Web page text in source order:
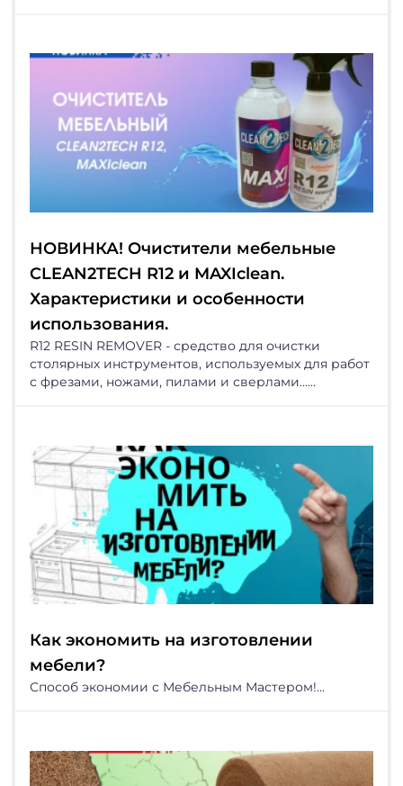
НОВИНКА! Очистители мебельные
CLEAN2TECH R12 и MAXIclean.
Характеристики и особенности
использования.
R12 RESIN REMOVER - средство для очистки
столярных инструментов, используемых для работ
с фрезами, ножами, пилами и сверлами......
Как экономить на изготовлении
мебели?
Способ экономии с Мебельным Мастером!...